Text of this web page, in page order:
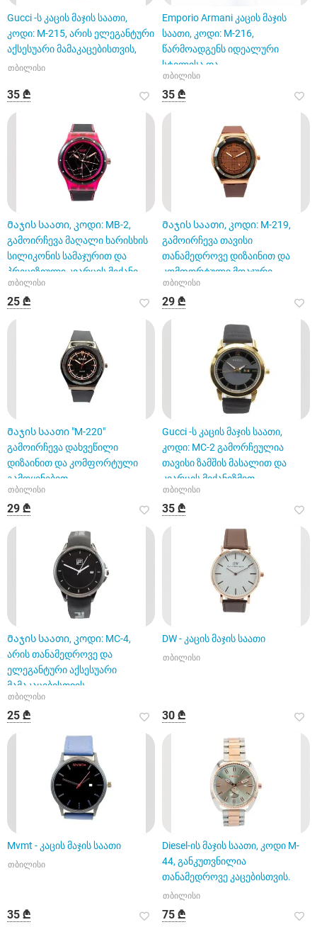
Gucci -ს კაცის მაჯის საათი,
კოდი: M-215, არის ელეგანტური
აქსესუარი მამაკაცებისთვის,
თბილისი
35 ₾
Emporio Armani კაცის მაჯის
საათი, კოდი: M-216,
წარმოადგენს იდეალური
სტილისა და
ფუნქციონალურობის ნაზა
თბილისი
35 ₾
Მაჯის საათი, კოდი: MB-2,
გამოირჩევა მაღალი ხარისხის
სილიკონის სამაჯურით და
პრეციზიული კვარცის მექანი
თბილისი
25 ₾
Მაჯის საათი, კოდი: M-219,
გამოირჩევა თავისი
თანამედროვე დიზაინით და
კომფორტული მოაჯური
თბილისი
29 ₾
Მაჯის საათი "M-220"
გამოირჩევა დახვეწილი
დიზაინით და კომფორტული
გამოყენებით
თბილისი
29 ₾
Gucci -ს კაცის მაჯის საათი,
კოდი: MC-2 გამორჩეულია
თავისი ზამშის მასალით და
კვარცის მექანიზმით.
თბილისი
35 ₾
Მაჯის საათი, კოდი: MC-4,
არის თანამედროვე და
ელეგანტური აქსესუარი
მამაკაცებისთვის
თბილისი
25 ₾
DW - კაცის მაჯის საათი
თბილისი
30 ₾
Mvmt - კაცის მაჯის საათი
თბილისი
35 ₾
Diesel-ის მაჯის საათი, კოდი M-
44, განკუთვნილია
თანამედროვე კაცებისთვის.
თბილისი
75 ₾